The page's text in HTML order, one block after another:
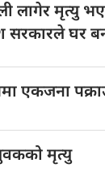
लागेर मृत्यु
सरकारले घर
एकजना
मृत्यु